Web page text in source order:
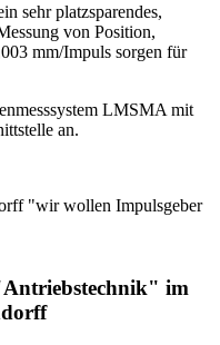
sehr platzsparendes,
von Position,
mm/Impuls sorgen für
LMSMA mit
an.
im